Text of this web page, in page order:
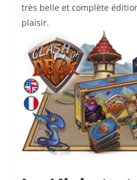
très belle et complète
plaisir.